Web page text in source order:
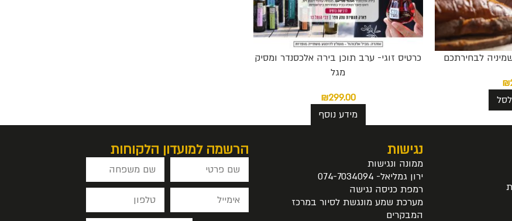
לבחירתכם
₪
כרטיס זוגי- ערב תוכן בירה אלכסנדר ומסיק
מגל
₪299.00
מידע נוסף
נגישות
ממונה ונגישות
ירון גמליאל- 074-7034094
רמפת כניסה נגישה
מערכת שמע מונגשת לסיור במרכז
המבקרים
הרשמה למועדון הלקוחות